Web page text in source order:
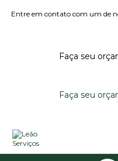
Entre em contato com um de
Faça seu
Faça seu